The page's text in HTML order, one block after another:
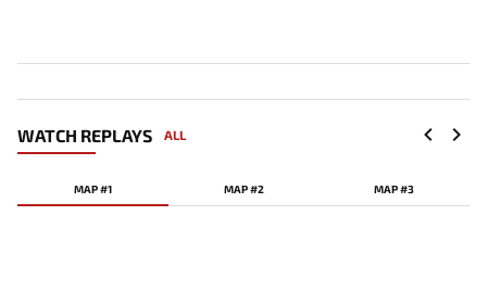
WATCH REPLAYS ALL
MAP #1 MAP #2 MAP #3